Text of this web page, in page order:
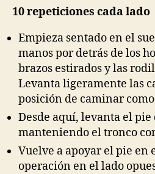
10 repeticiones cada lado
Empieza sentado en el
manos por detrás de los
brazos estirados y las
Levanta ligeramente las
posición de caminar
Desde aquí, levanta el
manteniendo el tronco
Vuelve a apoyar el pie en
operación en el lado